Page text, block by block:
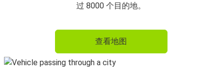
过 8000 个目的地。
查看地图